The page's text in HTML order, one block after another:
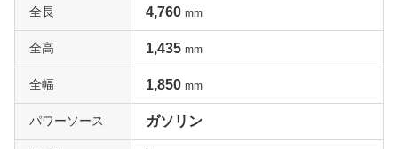
全長 4,760 mm
全高 1,435 mm
全幅 1,850 mm
パワーソース ガソリン